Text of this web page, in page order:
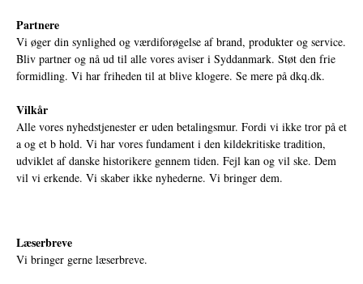
Partnere
Vi øger din synlighed og værdiforøgelse af brand, produkter og service.
Bliv partner og nå ud til alle vores aviser i Syddanmark. Støt den frie
formidling. Vi har friheden til at blive klogere. Se mere på dkq.dk.
Vilkår
Alle vores nyhedstjenester er uden betalingsmur. Fordi vi ikke tror på et
a og et b hold. Vi har vores fundament i den kildekritiske tradition,
udviklet af danske historikere gennem tiden. Fejl kan og vil ske. Dem
vil vi erkende. Vi skaber ikke nyhederne. Vi bringer dem.
Læserbreve
Vi bringer gerne læserbreve.